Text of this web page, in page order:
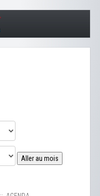
Aller au mois